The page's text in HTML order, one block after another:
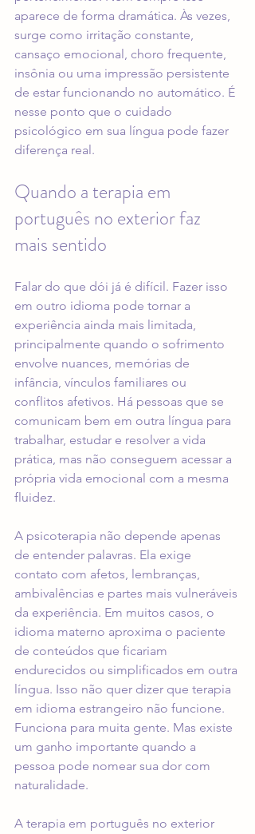
aparece de forma dramática. Às vezes,
surge como irritação constante,
cansaço emocional, choro frequente,
insônia ou uma impressão persistente
de estar funcionando no automático. É
nesse ponto que o cuidado
psicológico em sua língua pode fazer
diferença real.
Quando a terapia em
português no exterior faz
mais sentido
Falar do que dói já é difícil. Fazer isso
em outro idioma pode tornar a
experiência ainda mais limitada,
principalmente quando o sofrimento
envolve nuances, memórias de
infância, vínculos familiares ou
conflitos afetivos. Há pessoas que se
comunicam bem em outra língua para
trabalhar, estudar e resolver a vida
prática, mas não conseguem acessar a
própria vida emocional com a mesma
fluidez.
A psicoterapia não depende apenas
de entender palavras. Ela exige
contato com afetos, lembranças,
ambivalências e partes mais vulneráveis
da experiência. Em muitos casos, o
idioma materno aproxima o paciente
de conteúdos que ficariam
endurecidos ou simplificados em outra
língua. Isso não quer dizer que terapia
em idioma estrangeiro não funcione.
Funciona para muita gente. Mas existe
um ganho importante quando a
pessoa pode nomear sua dor com
naturalidade.
A terapia em português no exterior